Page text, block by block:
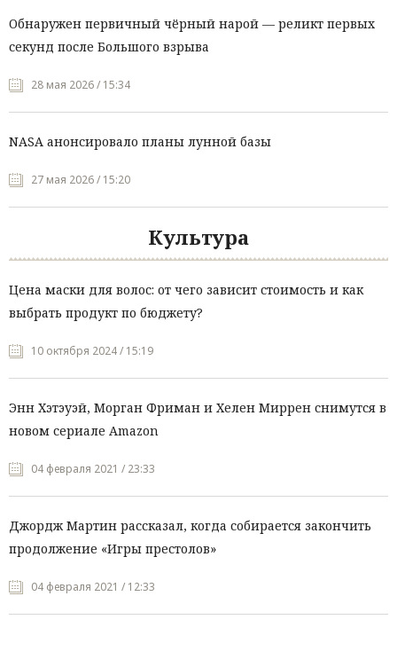
Обнаружен первичный чёрный нарой — реликт первых
секунд после Большого взрыва
28 мая 2026 / 15:34
NASA анонсировало планы лунной базы
27 мая 2026 / 15:20
Культура
Цена маски для волос: от чего зависит стоимость и как
выбрать продукт по бюджету?
10 октября 2024 / 15:19
Энн Хэтэуэй, Морган Фриман и Хелен Миррен снимутся в
новом сериале Amazon
04 февраля 2021 / 23:33
Джордж Мартин рассказал, когда собирается закончить
продолжение «Игры престолов»
04 февраля 2021 / 12:33